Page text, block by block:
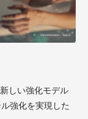
しい強化モデル
強化を実現した